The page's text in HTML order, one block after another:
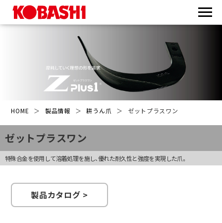
HOME ＞ 製品情報 ＞ 耕うん爪 ＞ ゼットプラスワン
ゼットプラスワン
特殊合金を使用して溶着処理を施し、優れた耐久性と強度を実現した爪。
製品カタログ >